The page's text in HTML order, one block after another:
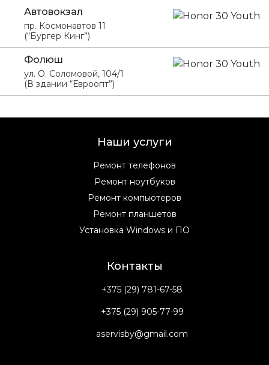
Автовокзал
пр. Космонавтов 11
(“Бургер Кинг”)
Фолюш
ул. О. Соломовой, 104/1
(В здании “Евроопт”)
Наши услуги
Ремонт телефонов
Ремонт ноутбуков
Ремонт компьютеров
Ремонт планшетов
Установка Windows и ПО
Контакты
+375 (29) 781-67-58
+375 (29) 905-77-99
aservisby@gmail.com